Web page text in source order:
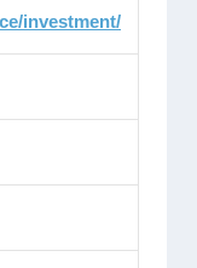
investment/